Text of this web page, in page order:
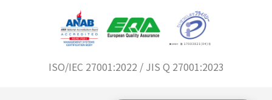
ISO/IEC 27001:2022 / JIS Q 27001:2023